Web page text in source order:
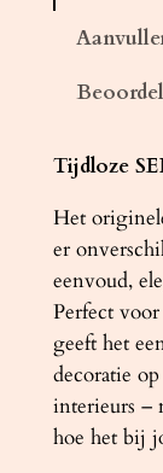
S
S
w
i
t
a
a
n
t
Tijdloze
Het
er
eenvoud,
Perfect
geeft het
decoratie
interieurs –
hoe het bij